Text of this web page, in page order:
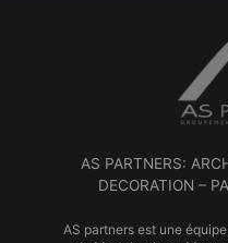
AS PARTNERS:
DECORATION –
AS partners est une